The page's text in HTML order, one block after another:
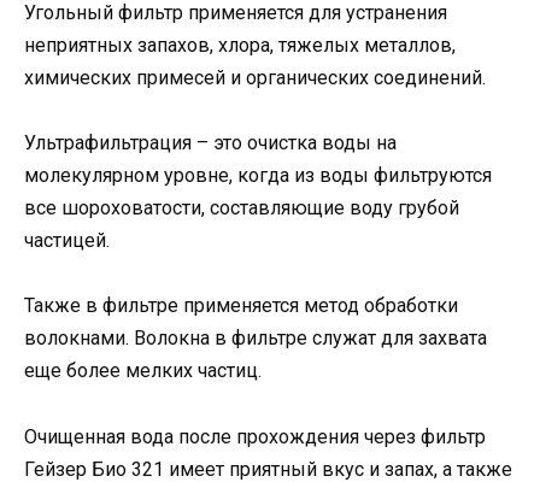
Угольный фильтр применяется для устранения
неприятных запахов, хлора, тяжелых металлов,
химических примесей и органических соединений.
Ультрафильтрация – это очистка воды на
молекулярном уровне, когда из воды фильтруются
все шороховатости, составляющие воду грубой
частицей.
Также в фильтре применяется метод обработки
волокнами. Волокна в фильтре служат для захвата
еще более мелких частиц.
Очищенная вода после прохождения через фильтр
Гейзер Био 321 имеет приятный вкус и запах, а также